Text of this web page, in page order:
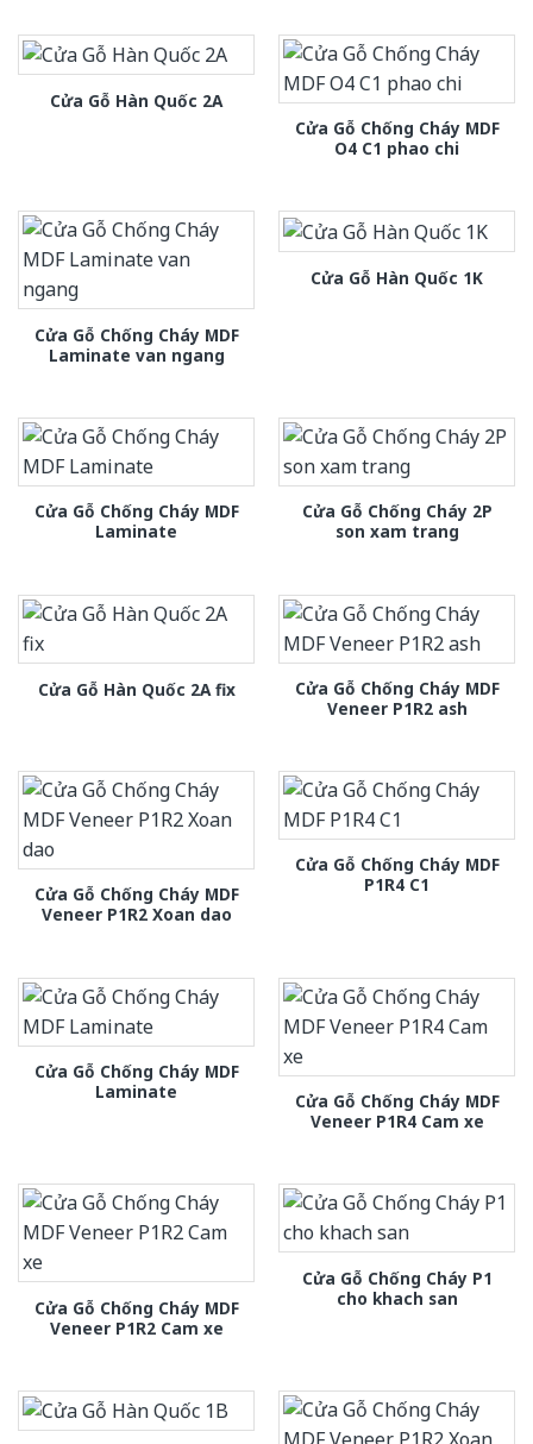
Cửa Gỗ Hàn Quốc 2A
Cửa Gỗ Chống Cháy MDF
O4 C1 phao chi
Cửa Gỗ Chống Cháy MDF
Laminate van ngang
Cửa Gỗ Hàn Quốc 1K
Cửa Gỗ Chống Cháy MDF
Laminate
Cửa Gỗ Chống Cháy 2P
son xam trang
Cửa Gỗ Hàn Quốc 2A fix
Cửa Gỗ Chống Cháy MDF
Veneer P1R2 ash
Cửa Gỗ Chống Cháy MDF
Veneer P1R2 Xoan dao
Cửa Gỗ Chống Cháy MDF
P1R4 C1
Cửa Gỗ Chống Cháy MDF
Laminate
Cửa Gỗ Chống Cháy MDF
Veneer P1R4 Cam xe
Cửa Gỗ Chống Cháy MDF
Veneer P1R2 Cam xe
Cửa Gỗ Chống Cháy P1
cho khach san